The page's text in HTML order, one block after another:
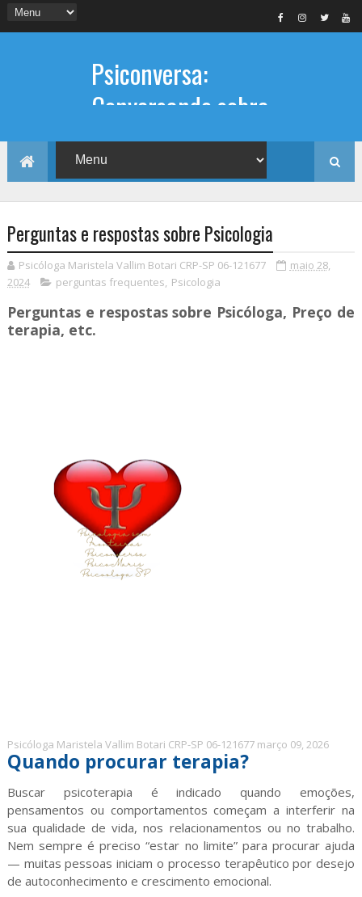
Psiconversa:
Conversando sobre
Psicologia
Informações sobre: Psicóloga,
Psicoterapia, terapia de casal, terapia
individual, Psicóloga online e presencial,
Perguntas e respostas sobre Psicologia
Psicóloga Maristela Vallim Botari CRP-SP 06-121677
maio 28,
2024
perguntas frequentes, Psicologia
Perguntas e respostas sobre Psicóloga, Preço de
terapia, etc.
Psicóloga Maristela Vallim Botari CRP-SP 06-121677 março 09, 2026
Quando procurar terapia?
Buscar psicoterapia é indicado quando emoções,
pensamentos ou comportamentos começam a interferir na
sua qualidade de vida, nos relacionamentos ou no trabalho.
Nem sempre é preciso “estar no limite” para procurar ajuda
— muitas pessoas iniciam o processo terapêutico por desejo
de autoconhecimento e crescimento emocional.